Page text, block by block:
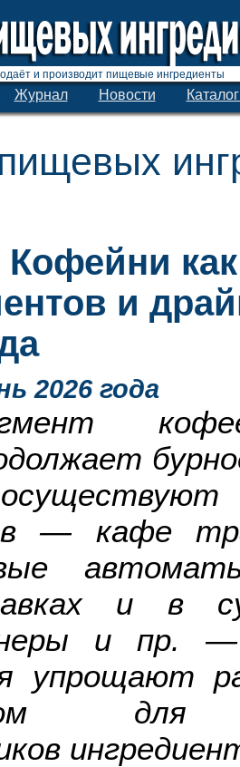
и производит пищевые ингредиенты
Журнал Новости
Кофейни
и
2026 года
— кафе
и в
и пр.
упрощают
для